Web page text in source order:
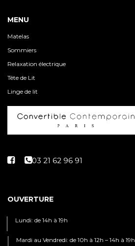
MENU
Matelas
Sommiers
Relaxation électrique
Tête de Lit
Linge de lit
OUVERTURE
Lundi: de 14h à 19h
Mardi au Vendredi: de 10h à 12h – 14h à 19h